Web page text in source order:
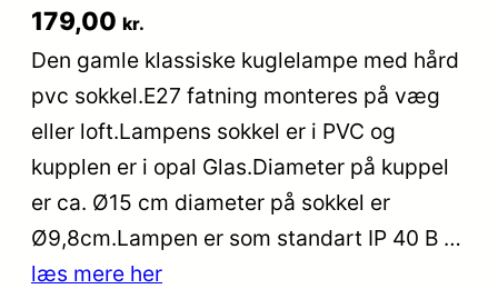
Bedømt
som
ud af 5
baseret på
108
kundebedø
179,00 kr.
Den gamle klassiske kuglelampe med hård
pvc sokkel.E27 fatning monteres på væg
eller loft.Lampens sokkel er i PVC og
kupplen er i opal Glas.Diameter på kuppel
er ca. Ø15 cm diameter på sokkel er
Ø9,8cm.Lampen er som standart IP 40 B …
læs mere her